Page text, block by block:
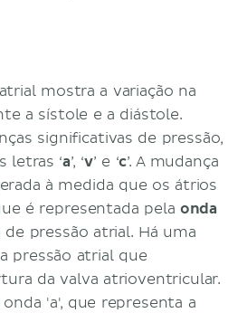
mostra a variação na
a sístole e a diástole.
significativas de pressão,
letras ‘a’, ‘v’ e ‘c’. A mudança
à medida que os átrios
é representada pela onda
pressão atrial. Há uma
pressão atrial que
da valva atrioventricular.
'a', que representa a